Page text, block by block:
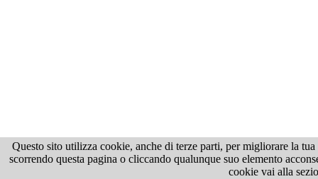
Questo sito utilizza cookie, anche di terze parti, per migliorare la
scorrendo questa pagina o cliccando qualunque suo elemento
cookie vai alla